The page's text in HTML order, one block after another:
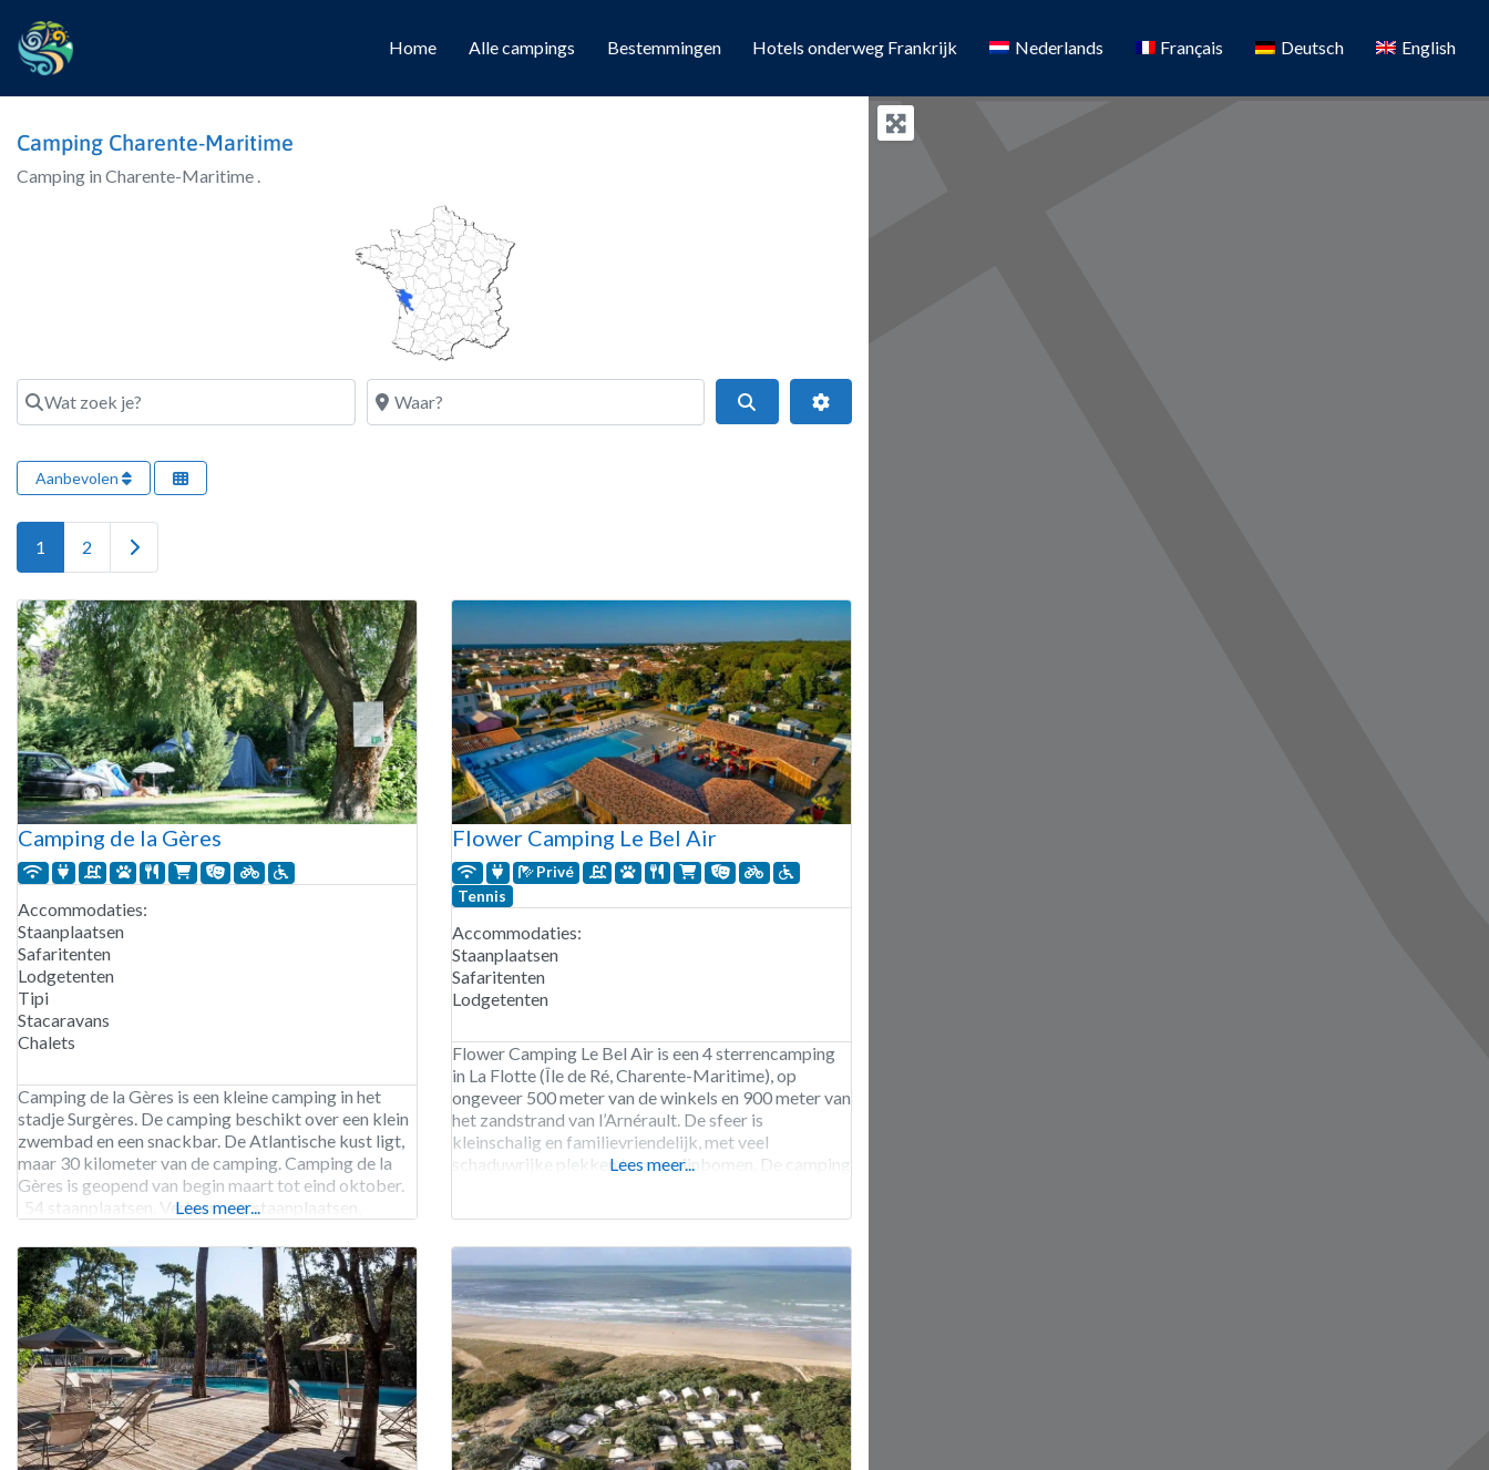
Home Alle campings Bestemmingen Hotels onderweg Frankrijk Nederlands Français Deutsch English
Camping Charente-Maritime
Camping in Charente-Maritime .
Wat zoek je? Waar?
Geavanceerde filters
Aanbevolen
1 2 Older posts
Camping de la Gères
Accommodaties:
Staanplaatsen
Safaritenten
Lodgetenten
Tipi
Stacaravans
Chalets
Camping de la Gères is een kleine camping in het
stadje Surgères. De camping beschikt over een klein
zwembad en een snackbar. De Atlantische kust ligt,
maar 30 kilometer van de camping. Camping de la
Gères is geopend van begin maart tot eind oktober.
54 staanplaatsen. Verhuur van staanplaatsen,
stacaravans.
Lees meer...
Flower Camping Le Bel Air
Privé
Tennis
Accommodaties:
Staanplaatsen
Safaritenten
Lodgetenten
Flower Camping Le Bel Air is een 4 sterrencamping
in La Flotte (Île de Ré, Charente-Maritime), op
ongeveer 500 meter van de winkels en 900 meter van
het zandstrand van l’Arnérault. De sfeer is
kleinschalig en familievriendelijk, met veel
schaduwrijke plekken tussen pijnbomen. De camping
Lees meer...